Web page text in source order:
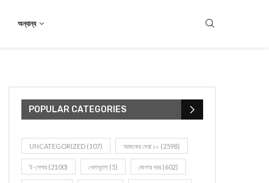
অন্যান্য
POPULAR CATEGORIES
UNCATEGORIZED (107) আজকের সেরা ১০ (2598)
ই-পেপার (2100) খেলাধূলো (5) জেলার খবর (602)